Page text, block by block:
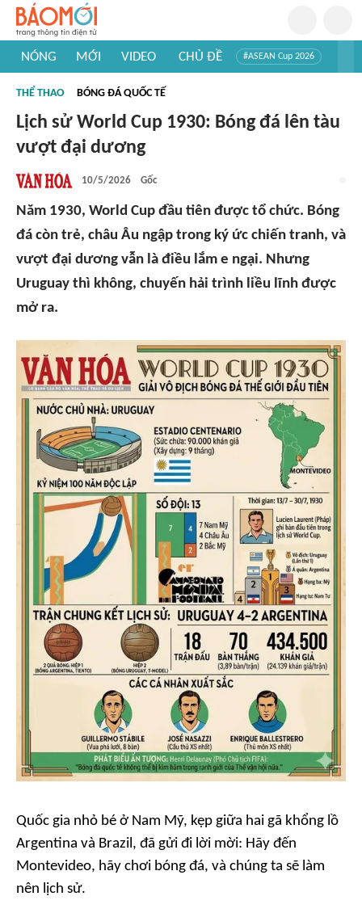
NÓNG MỚI VIDEO CHỦ ĐỀ #ASEAN Cup 2026
#Khám phá thế giới
THỂ THAO BÓNG ĐÁ QUỐC TẾ
Lịch sử World Cup 1930: Bóng đá lên tàu
vượt đại dương
10/5/2026 Gốc
Năm 1930, World Cup đầu tiên được tổ chức. Bóng
đá còn trẻ, châu Âu ngập trong ký ức chiến tranh, và
vượt đại dương vẫn là điều lắm e ngại. Nhưng
Uruguay thì không, chuyến hải trình liều lĩnh được
mở ra.
Quốc gia nhỏ bé ở Nam Mỹ, kẹp giữa hai gã khổng lồ
Argentina và Brazil, đã gửi đi lời mời: Hãy đến
Montevideo, hãy chơi bóng đá, và chúng ta sẽ làm
nên lịch sử.